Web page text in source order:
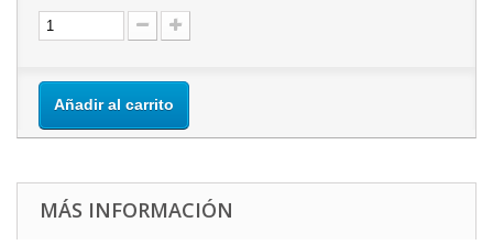
Añadir al carrito
MÁS INFORMACIÓN